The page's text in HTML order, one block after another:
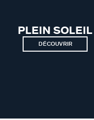
PLEIN SOLEIL
DÉCOUVRIR